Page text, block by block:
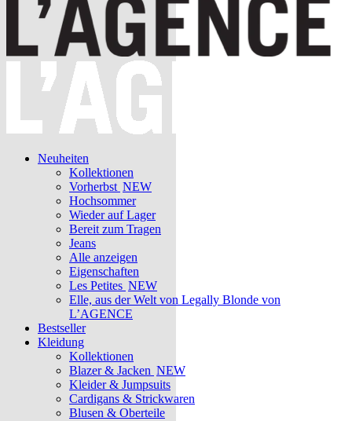
Neuheiten
Kollektionen
Vorherbst NEW
Hochsommer
Wieder auf Lager
Bereit zum Tragen
Jeans
Alle anzeigen
Eigenschaften
Les Petites NEW
Elle, aus der Welt von Legally Blonde von
L’AGENCE
Bestseller
Kleidung
Kollektionen
Blazer & Jacken NEW
Kleider & Jumpsuits
Cardigans & Strickwaren
Blusen & Oberteile